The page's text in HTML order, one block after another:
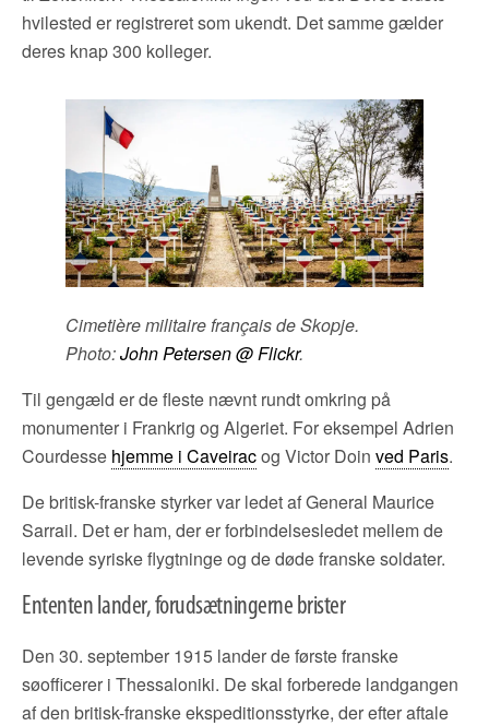
hvilested er registreret som ukendt. Det samme gælder
deres knap 300 kolleger.
Cimetière militaire français de Skopje.
Photo:John Petersen @ Flickr.
Til gengæld er de fleste nævnt rundt omkring på
monumenter i Frankrig og Algeriet. For eksempel Adrien
Courdesse hjemme i Caveiracog Victor Doin ved Paris.
De britisk-franske styrker var ledet af General Maurice
Sarrail. Det er ham, der er forbindelsesledet mellem de
levende syriske flygtninge og de døde franske soldater.
Ententen lander, forudsætningerne brister
Den 30. september 1915 lander de første franske
søofficerer i Thessaloniki. De skal forberede landgangen
af den britisk-franske ekspeditionsstyrke, der efter aftale